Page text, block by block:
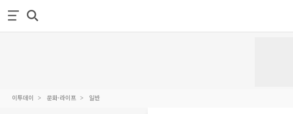
이투데이 문화·라이프 일반